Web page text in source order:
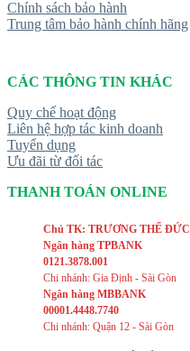
Chính sách bảo hành
Trung tâm bảo hành chính hãng
CÁC THÔNG TIN KHÁC
Quy chế hoạt động
Liên hệ hợp tác kinh doanh
Tuyển dụng
Ưu đãi từ đối tác
THANH TOÁN ONLINE
Chủ TK: TRƯƠNG THẾ ĐỨC
Ngân hàng TPBANK
0121.3878.001
Chi nhánh: Gia Định - Sài Gòn
Ngân hàng MBBANK
00001.4448.7740
Chi nhánh: Quận 12 - Sài Gòn